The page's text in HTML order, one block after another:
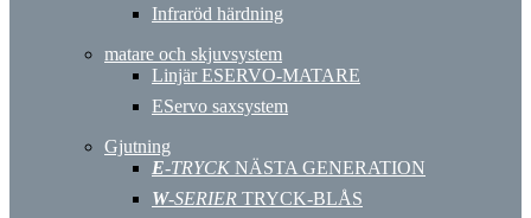
Infraröd härdning
matare och skjuvsystem
Linjär ESERVO-MATARE
EServo saxsystem
Gjutning
E-TRYCK NÄSTA GENERATION
W-SERIER TRYCK-BLÅS